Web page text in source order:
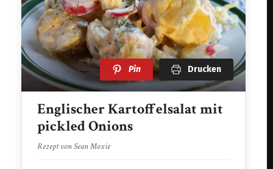
Pin Drucken
Englischer Kartoffelsalat mit
pickled Onions
Rezept von Sean Moxie